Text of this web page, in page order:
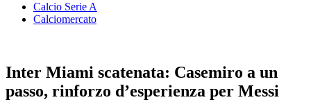
Calcio Serie A
Calciomercato
Inter Miami scatenata: Casemiro a un
passo, rinforzo d’esperienza per Messi